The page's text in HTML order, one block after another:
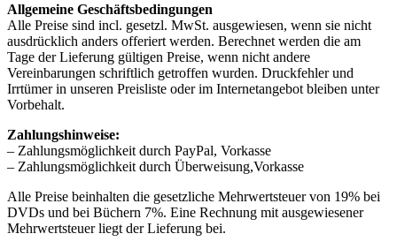
Allgemeine Geschäftsbedingungen
Alle Preise sind incl. gesetzl. MwSt. ausgewiesen, wenn sie nicht
ausdrücklich anders offeriert werden. Berechnet werden die am
Tage der Lieferung gültigen Preise, wenn nicht andere
Vereinbarungen schriftlich getroffen wurden. Druckfehler und
Irrtümer in unseren Preisliste oder im Internetangebot bleiben unter
Vorbehalt.
Zahlungshinweise:
– Zahlungsmöglichkeit durch PayPal, Vorkasse
– Zahlungsmöglichkeit durch Überweisung,Vorkasse
Alle Preise beinhalten die gesetzliche Mehrwertsteuer von 19% bei
DVDs und bei Büchern 7%. Eine Rechnung mit ausgewiesener
Mehrwertsteuer liegt der Lieferung bei.